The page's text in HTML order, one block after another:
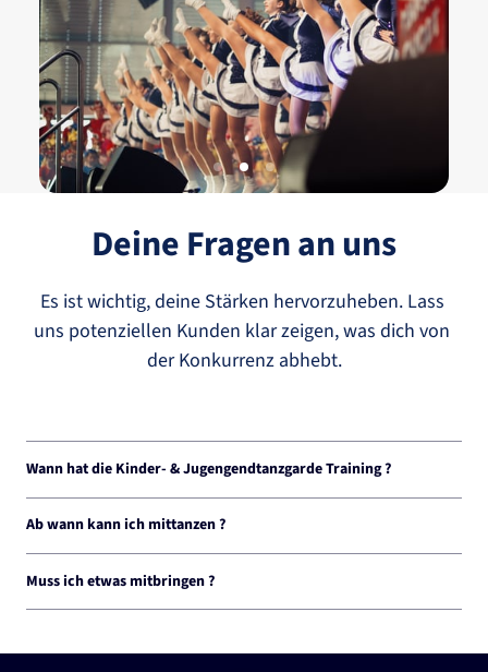
Deine Fragen an uns
Es ist wichtig, deine Stärken hervorzuheben.
uns potenziellen Kunden klar zeigen, was dich
der Konkurrenz abhebt.
Wann hat die Kinder- & Jugengendtanzgarde Training ?
Die Kinder- & Jugendgarde hat donnerstags ab 17 Uhr Training. Das Training der
Jugendgarde geht bis 20 Uhr
Ab wann kann ich mittanzen ?
Ab 4 Jahren kannst du bei uns mittanzen. Die Jugendgarde ist ab ca. 14 Jahren.
Wir haben für jedes Alter die passende Gruppe.
Muss ich etwas mitbringen ?
Zwingende Vorraussetzungen, dass du bei uns in der Kindertanzgarde
solltest du haben.